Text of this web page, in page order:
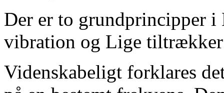
Der er to grundprincipper
vibration og Lige
Videnskabeligt forklares